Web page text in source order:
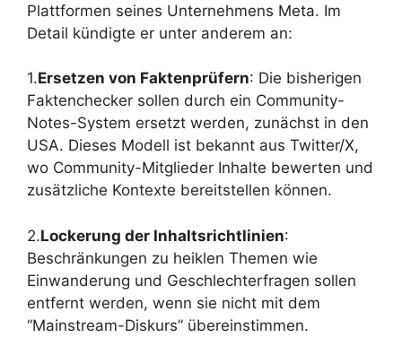
Plattformen seines Unternehmens Meta. Im
Detail kündigte er unter anderem an:
1.Ersetzen von Faktenprüfern: Die bisherigen
Faktenchecker sollen durch ein Community-
Notes-System ersetzt werden, zunächst in den
USA. Dieses Modell ist bekannt aus Twitter/X,
wo Community-Mitglieder Inhalte bewerten und
zusätzliche Kontexte bereitstellen können.
2.Lockerung der Inhaltsrichtlinien:
Beschränkungen zu heiklen Themen wie
Einwanderung und Geschlechterfragen sollen
entfernt werden, wenn sie nicht mit dem
“Mainstream-Diskurs” übereinstimmen.